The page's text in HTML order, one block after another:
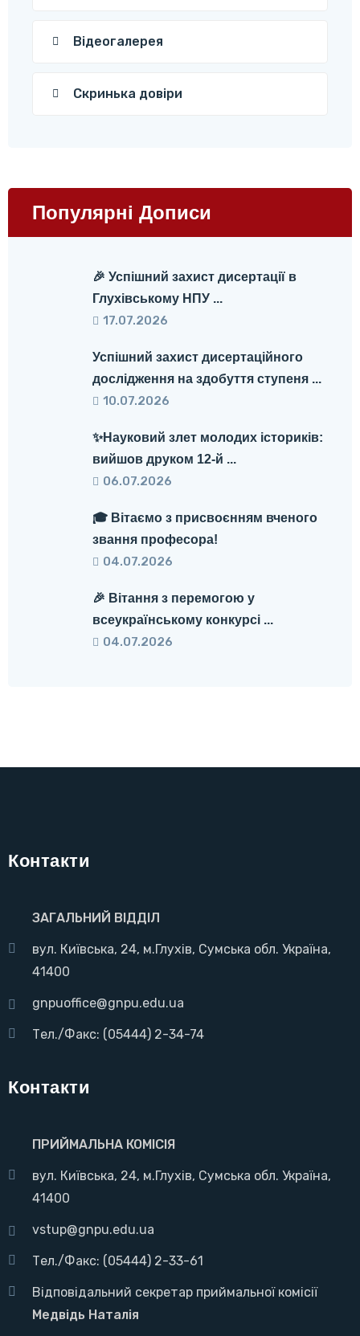
Відеогалерея
Скринька довіри
Популярні Дописи
🎉 Успішний захист дисертації в
Глухівському НПУ ...
17.07.2026
Успішний захист дисертаційного
дослідження на здобуття ступеня ...
10.07.2026
✨Науковий злет молодих істориків:
вийшов друком 12-й ...
06.07.2026
🎓 Вітаємо з присвоєнням вченого
звання професора!
04.07.2026
🎉 Вітання з перемогою у
всеукраїнському конкурсі ...
04.07.2026
Контакти
ЗАГАЛЬНИЙ ВІДДІЛ
вул. Київська, 24, м.Глухів, Сумська обл. Україна,
41400
gnpuoffice@gnpu.edu.ua
Тел./Факс: (05444) 2-34-74
Контакти
ПРИЙМАЛЬНА КОМІСІЯ
вул. Київська, 24, м.Глухів, Сумська обл. Україна,
41400
vstup@gnpu.edu.ua
Тел./Факс: (05444) 2-33-61
Відповідальний секретар приймальної комісії
Медвідь Наталія